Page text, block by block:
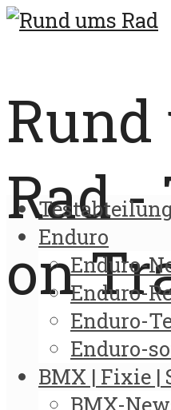
Rad -
on
Enduro
Enduro-
Enduro-
Enduro-
Enduro-
BMX | Fixie |
BMX-